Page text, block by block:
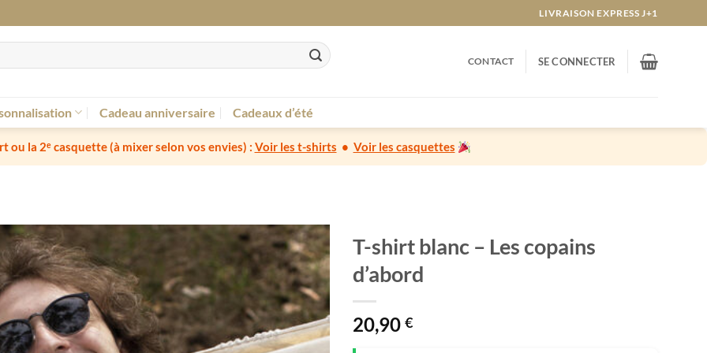
LIVRAISON EXPRESS J+1
CONTACT SE CONNECTER
Cadeau anniversaire Cadeaux d’été
ou la 2ᵉ casquette(à mixer selon vos envies) : Voir les t-shirts • Voir les casquettes
T-shirt blanc – Les copains
d’abord
20,90€